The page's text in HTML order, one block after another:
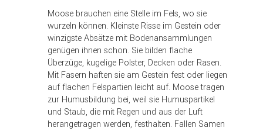
Moose brauchen eine Stelle im Fels, wo sie
wurzeln können. Kleinste Risse im Gestein oder
winzigste Absätze mit Bodenansammlungen
genügen ihnen schon. Sie bilden flache
Überzüge, kugelige Polster, Decken oder Rasen.
Mit Fasern haften sie am Gestein fest oder liegen
auf flachen Felspartien leicht auf. Moose tragen
zur Humusbildung bei, weil sie Humuspartikel
und Staub, die mit Regen und aus der Luft
herangetragen werden, festhalten. Fallen Samen